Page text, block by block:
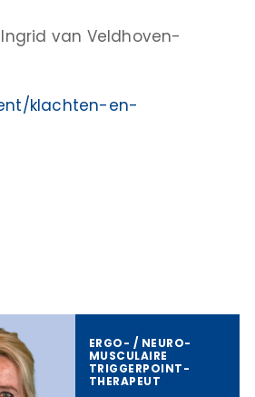
van Veldhoven-
klachten-en-
ERGO- / NEURO­
MUSCULAIRE
TRIGGERPOINT­
THERAPEUT